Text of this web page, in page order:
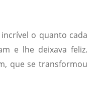
o quanto cada
e lhe deixava feliz.
que se transformou